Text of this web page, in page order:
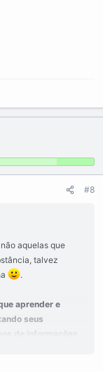
#8
aquelas que
talvez
.
aprender e
seus
de informacões